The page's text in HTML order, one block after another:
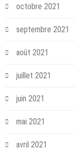
octobre 2021
septembre 2021
août 2021
juillet 2021
juin 2021
mai 2021
avril 2021